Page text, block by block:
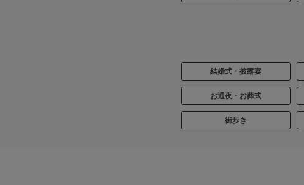
結婚式・披露宴
お通夜・お葬式
街歩き